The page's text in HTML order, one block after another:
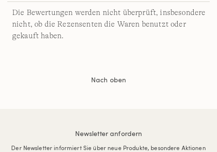
Die Bewertungen werden nicht überprüft, insbesondere
nicht, ob die Rezensenten die Waren benutzt oder
gekauft haben.
Nach oben
Newsletter anfordern
Der Newsletter informiert Sie über neue Produkte, besondere Aktionen